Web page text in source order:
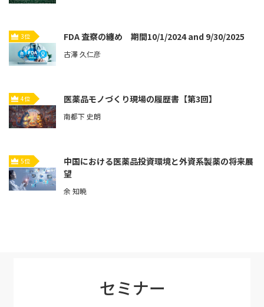
3位 FDA 査察の纏め 期間10/1/2024 and 9/30/2025
古澤 久仁彦
4位 医薬品モノづくり現場の履歴書【第3回】
南都下 史朗
5位
中国における医薬品投資環境と外資系製薬の将来展
望
余 知暁
セミナー